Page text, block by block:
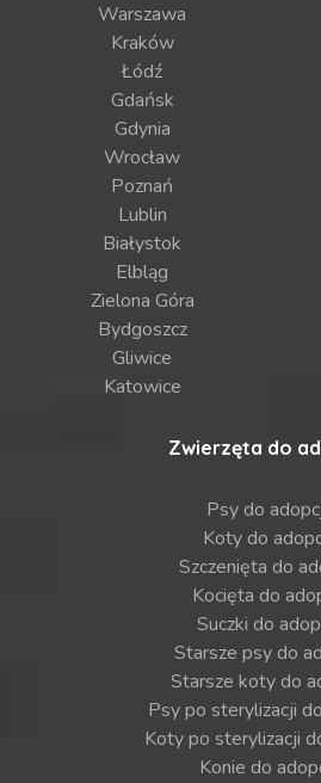
Warszawa
Kraków
Łódź
Gdańsk
Gdynia
Wrocław
Poznań
Lublin
Białystok
Elbląg
Zielona Góra
Bydgoszcz
Gliwice
Katowice
Zwierzęta do
Psy do
Koty do
Szczenięta do
Kocięta do
Suczki do
Starsze psy do
Starsze koty do
Psy po sterylizacji
Koty po sterylizacji
Konie do